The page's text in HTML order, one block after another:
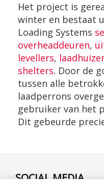
Het project is
winter en bestaat
Loading Systems
overheaddeuren,
levellers,
shelters. Door de
tussen alle
laadperrons
gebruiker van het
Dit gebeurde
SOCIAL MEDIA